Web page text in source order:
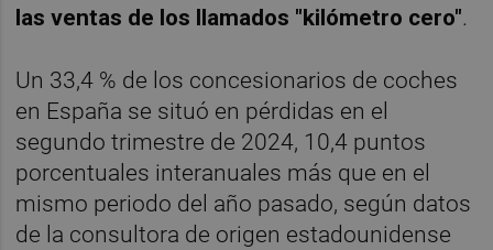
las ventas de los llamados "kilómetro cero".
Un 33,4 % de los concesionarios de coches
en España se situó en pérdidas en el
segundo trimestre de 2024, 10,4 puntos
porcentuales interanuales más que en el
mismo periodo del año pasado, según datos
de la consultora de origen estadounidense